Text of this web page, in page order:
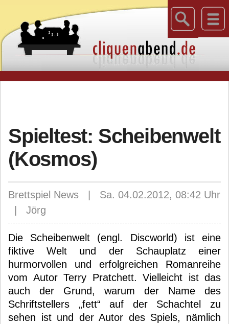
Spieltest: Scheibenwelt
(Kosmos)
Brettspiel News | Sa. 04.02.2012, 08:42 Uhr
| Jörg
Die Scheibenwelt (engl. Discworld) ist eine
fiktive Welt und der Schauplatz einer
hurmorvollen und erfolgreichen Romanreihe
vom Autor Terry Pratchett. Vielleicht ist das
auch der Grund, warum der Name des
Schriftstellers „fett“ auf der Schachtel zu
sehen ist und der Autor des Spiels, nämlich